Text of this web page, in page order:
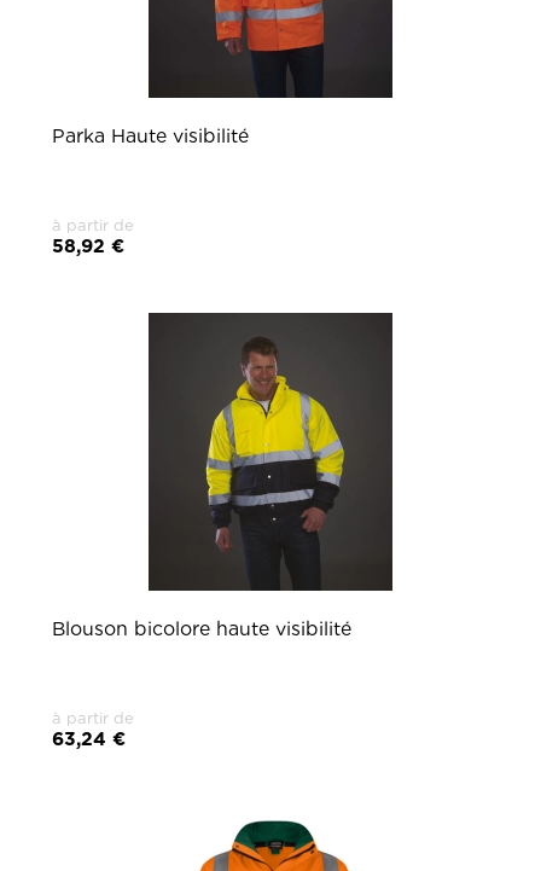
Parka Haute visibilité
à partir de
58,92 €
Blouson bicolore haute visibilité
à partir de
63,24 €